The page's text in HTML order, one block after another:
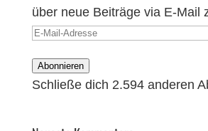
über neue Beiträge via E-Mail
E-
Adresse
Abonnieren
Schließe dich 2.594 anderen